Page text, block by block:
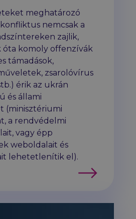
meghatározó
nemcsak a
zajlik,
óta komoly offenzívák
támadások,
zsarolóvírus
érik az ukrán
és állami
(minisztériumi
a rendvédelmi
vagy épp
weboldalait és
lehetetlenítik el).
Tovább